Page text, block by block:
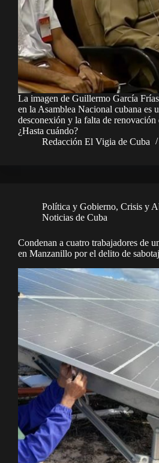
La imagen de Guillermo García
en la Asamblea Nacional cubana es
desconexión y la falta de renovación
¿Hasta cuándo?
Redacción El Vigia de Cuba
Política y Gobierno, Crisis y
Noticias de Cuba
Condenan a cuatro trabajadores de
en Manzanillo por el delito de